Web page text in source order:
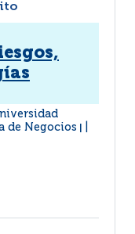
de Negocios